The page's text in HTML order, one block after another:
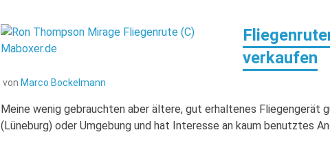
verkaufen
von Marco Bockelmann
Meine wenig gebrauchten aber ältere, gut erhaltenes Fliegengerät
(Lüneburg) oder Umgebung und hat Interesse an kaum benutztes